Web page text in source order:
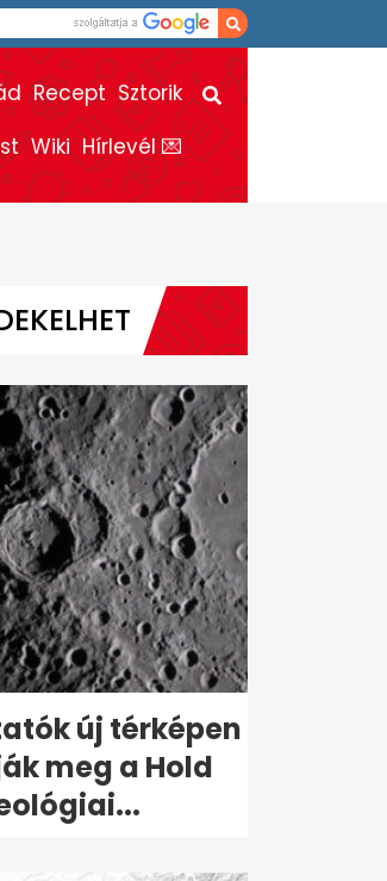
Recept Sztorik
Wiki Hírlevél 💌
új térképen
meg a Hold